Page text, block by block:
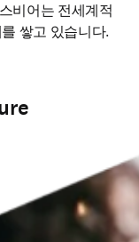
비어는 전세계적
쌓고 있습니다.